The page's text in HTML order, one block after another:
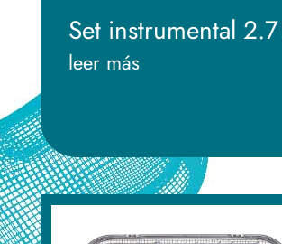
Set instrumental
leer más